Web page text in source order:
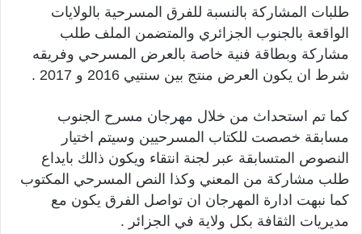
طلبات المشاركة بالنسبة للفرق المسرحية بالولايات
الواقعة بالجنوب الجزائري والمتضمن الملف طلب
مشاركة وبطاقة فنية خاصة بالعرض المسرحي وفريقه
شرط ان يكون العرض منتج بين سنتيي 2016 و 2017 .
كما تم استحداث من خلال مهرجان مسرح الجنوب
مسابقة خصصت للكتاب المسرحيين وسيتم اختيار
النصوص المتسابقة عبر لجنة انتقاء ويكون ذالك بايداع
طلب مشاركة من المعني وكذا النص المسرحي المكتوب
كما نبهت ادارة المهرجان ان تواصل الفرق يكون مع
مديريات الثقافة بكل ولاية في الجزائر .